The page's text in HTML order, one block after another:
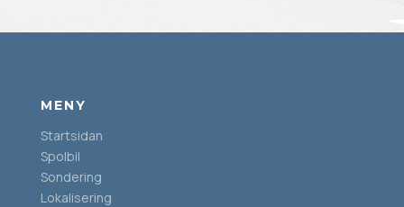
MENY
Startsidan
Spolbil
Sondering
Lokalisering